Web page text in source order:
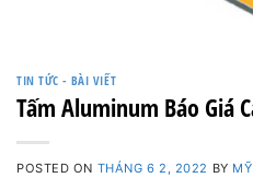
TIN TỨC - BÀI VIẾT
Tấm Aluminum Báo Giá
POSTED ON THÁNG 6 2, 2022 BY